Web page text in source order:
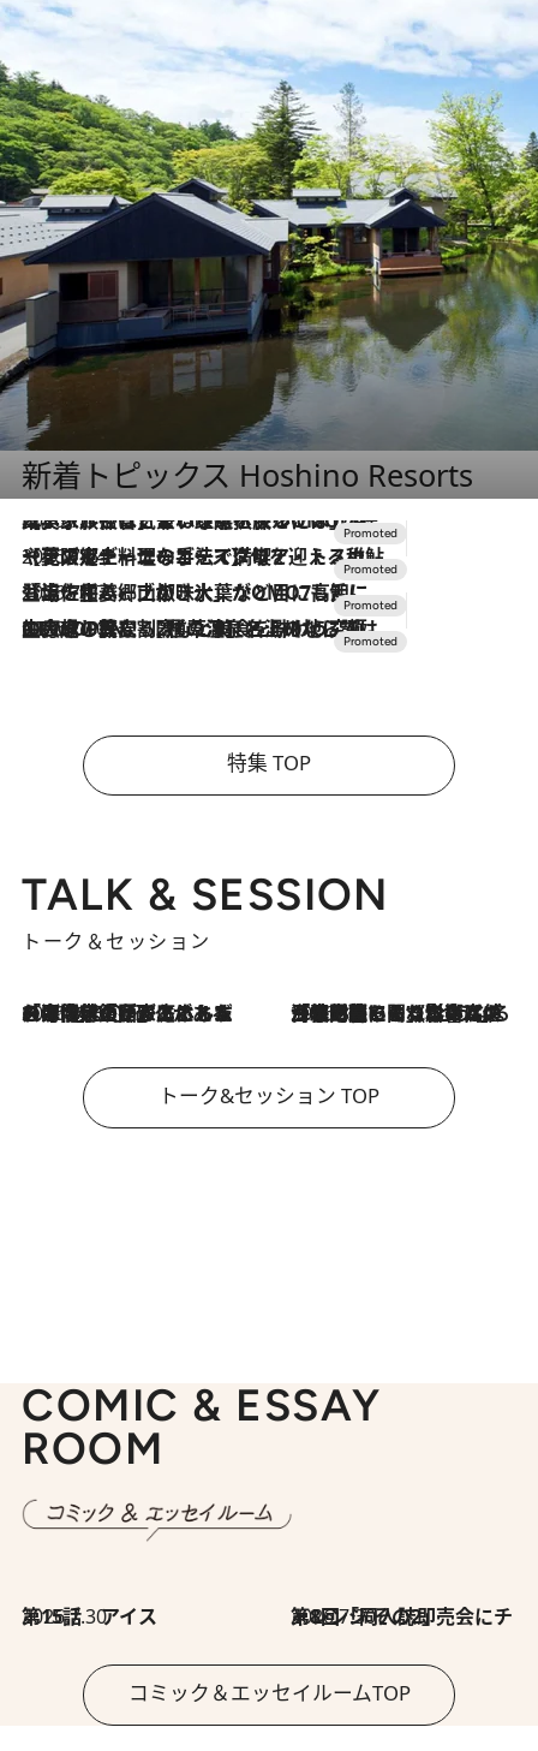
新着トピックス Hoshino Resorts
2026.7.31
【ホテル帰省】という選択肢をOMOが提案。家族とほどよい距離を保つには「昼は実家、夜は気兼ねなくホテルで！」
2026.7.24
【夏限定ディナーコース】旬を迎える稚鮎や花ズッキーニなどをイタリア・トスカーナの郷土料理の手法で満喫！
2026.7.17
「土佐和ハーブかき氷」がOMO7高知に登場！生姜、山椒、大葉など目にも舌にも涼を呼ぶ郷土の味
2026.7.10
NEW OPEN！【界 草津】名湯の地に誕生。趣の異なる2種の温泉と上州ならではの会席・蕎麦割烹など美食を味わう究極の癒やし旅
特集 TOP
TALK & SESSION
トーク＆セッション
2026.8.3
「今後値上げがあるとすれば…」「リスクがあるのは今年の冬」エネルギー専門家が語る、ホルムズ海峡封鎖が家庭にもたらす“ある心配” 2026.8.3
「住宅建てられない…」「サーチャージ料の高値が続いている」ホルムズ海峡封鎖による影響はいつまで続く？《エネルギー専門家に聞く“どうなる日本の暮らし”》
トーク&セッション TOP
COMIC & ESSAY
ROOM
2026.7.30
第15話 アイス 2026.7.30
第8回「同人誌即売会にチャレンジ その2」
コミック＆エッセイルームTOP